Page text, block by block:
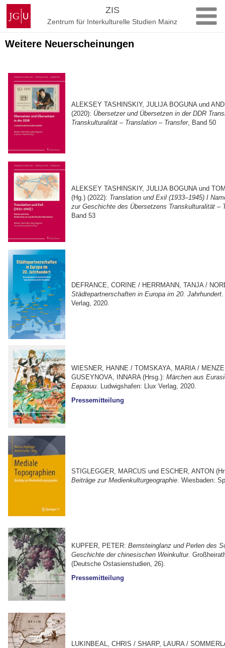
Zum
Inhalt
springen
Johannes
Gutenberg-
Universität
Mainz
ZIS
Zentrum für Interkulturelle Studien Mainz
Weitere Neuerscheinungen
ALEKSEY TASHINSKIY, JULIJA BOGUNA und
(2020): Übersetzer und Übersetzen in der DDR
Transkulturalität – Translation – Transfer, Band 50
ALEKSEY TASHINSKIY, JULIJA BOGUNA und
(Hg.) (2022): Translation und Exil (1933–1945) I
zur Geschichte des Übersetzens Transkulturalität –
Band 53
DEFRANCE, CORINE / HERRMANN, TANJA /
Städtepartnerschaften in Europa im 20. Jahrhundert
Verlag, 2020.
WIESNER, HANNE / TOMSKAYA, MARIA /
GUSEYNOVA, INNARA (Hrsg.):Märchen aus
Евразии . Ludwigshafen: Llux Verlag, 2020
Pressemitteilung
STIGLEGGER, MARCUS und ESCHER, ANTON
Beiträge zur Medienkulturgeographie . Wiesbaden:
KUPFER, PETER:Bernsteinglanz und Perlen des
Geschichte der chinesischen Weinkultur.
(Deutsche Ostasienstudien, 26).
Pressemitteilung
LUKINBEAL, CHRIS / SHARP, LAURA /